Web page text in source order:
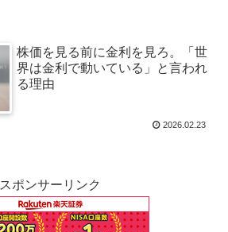
株価を見る前に金利を見ろ。「世
界は金利で動いている」と言われ
る理由
2026.02.23
スポンサーリンク